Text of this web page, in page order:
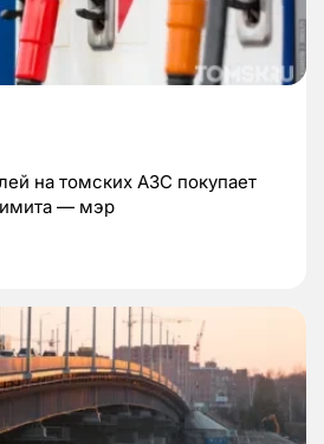
на томских АЗС покупает
— мэр